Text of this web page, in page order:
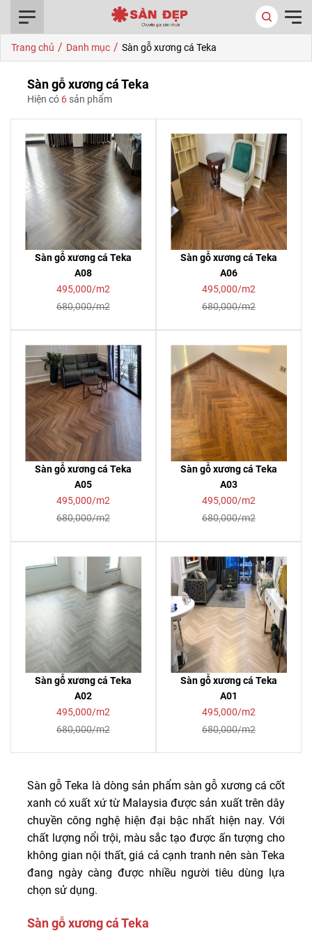
Trang chủ / Danh mục / Sàn gỗ xương cá Teka
Sàn gỗ xương cá Teka
Hiện có 6 sản phẩm
Sàn gỗ xương cá Teka
A08
495,000/m2
680,000/m2
Sàn gỗ xương cá Teka
A06
495,000/m2
680,000/m2
Sàn gỗ xương cá Teka
A05
495,000/m2
680,000/m2
Sàn gỗ xương cá Teka
A03
495,000/m2
680,000/m2
Sàn gỗ xương cá Teka
A02
495,000/m2
680,000/m2
Sàn gỗ xương cá Teka
A01
495,000/m2
680,000/m2
Sàn gỗ Teka là dòng sản phẩm sàn gỗ xương cá cốt
xanh có xuất xứ từ Malaysia được sản xuất trên dây
chuyền công nghệ hiện đại bậc nhất hiện nay. Với
chất lượng nổi trội, màu sắc tạo được ấn tượng cho
không gian nội thất, giá cả cạnh tranh nên sàn Teka
đang ngày càng được nhiều người tiêu dùng lựa
chọn sử dụng.
Sàn gỗ xương cá Teka